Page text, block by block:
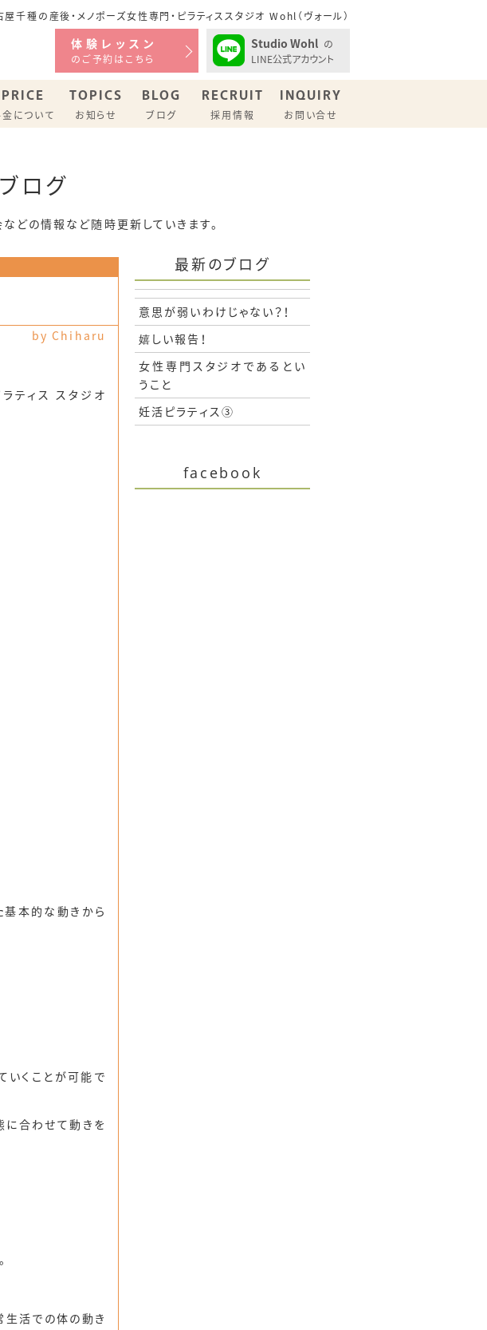
屋千種の産後・メノポーズ女性専門・ピラティススタジオ Wohl（ヴォール）
体験レッスン
のご予約はこちら
Studio Wohl の
LINE公式アカウント
PRICE
について
TOPICS
お知らせ
BLOG
ブログ
RECRUIT
採用情報
INQUIRY
お問い合せ
ログ
どの情報など随時更新していきます。
by Chiharu
ティス スタジオ
基本的な動きから
いくことが可能で
に合わせて動きを
生活での体の動き
最新のブログ
意思が弱いわけじゃない？！
嬉しい報告！
女性専門スタジオであるとい
うこと
妊活ピラティス③
facebook